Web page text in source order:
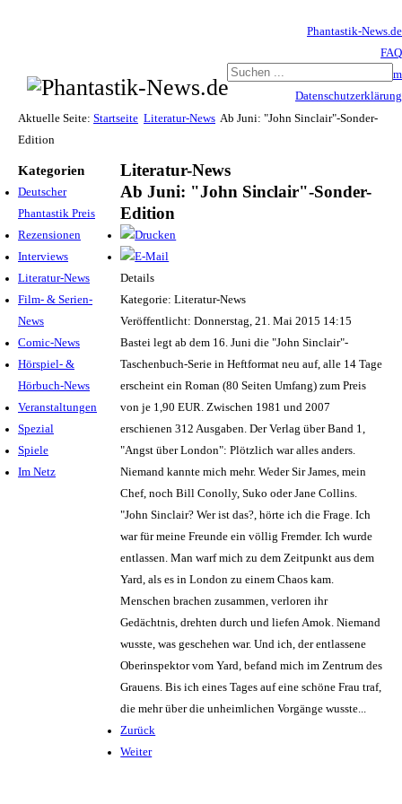
Phantastik-News.de
FAQ
Impressum
Datenschutzerklärung
Haftungsausschluss
Aktuelle Seite: Startseite Literatur-News Ab Juni: "John Sinclair"-Sonder-
Edition
Kategorien
Deutscher
Phantastik Preis
Rezensionen
Interviews
Literatur-News
Film- & Serien-
News
Comic-News
Hörspiel- &
Hörbuch-News
Veranstaltungen
Spezial
Spiele
Im Netz
Literatur-News
Ab Juni: "John Sinclair"-Sonder-
Edition
Details
Kategorie: Literatur-News
Veröffentlicht: Donnerstag, 21. Mai 2015 14:15
Bastei legt ab dem 16. Juni die "John Sinclair"-
Taschenbuch-Serie in Heftformat neu auf, alle 14 Tage
erscheint ein Roman (80 Seiten Umfang) zum Preis
von je 1,90 EUR. Zwischen 1981 und 2007
erschienen 312 Ausgaben. Der Verlag über Band 1,
"Angst über London": Plötzlich war alles anders.
Niemand kannte mich mehr. Weder Sir James, mein
Chef, noch Bill Conolly, Suko oder Jane Collins.
"John Sinclair? Wer ist das?, hörte ich die Frage. Ich
war für meine Freunde ein völlig Fremder. Ich wurde
entlassen. Man warf mich zu dem Zeitpunkt aus dem
Yard, als es in London zu einem Chaos kam.
Menschen brachen zusammen, verloren ihr
Gedächtnis, drehten durch und liefen Amok. Niemand
wusste, was geschehen war. Und ich, der entlassene
Oberinspektor vom Yard, befand mich im Zentrum des
Grauens. Bis ich eines Tages auf eine schöne Frau traf,
die mehr über die unheimlichen Vorgänge wusste...
Zurück
Weiter